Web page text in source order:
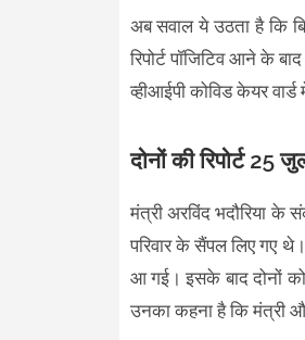
अब सवाल ये उठता है कि
रिपोर्ट पॉजिटिव आने के
व्हीआईपी कोविड केयर वार्ड
दोनों की रिपोर्ट 25
मंत्री अरविंद भदौरिया
परिवार के सैंपल लिए गए
आ गई। इसके बाद दोनों को
उनका कहना है कि मंत्री